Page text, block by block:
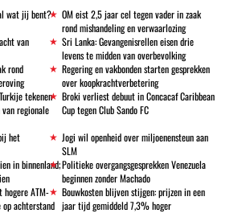
wat jij bent?
OM eist 2,5 jaar cel tegen vader in zaak
rond mishandeling en verwaarlozing
van
Sri Lanka: Gevangenisrellen eisen drie
levens te midden van overbevolking
rond
Regering en vakbonden starten gesprekken
over koopkrachtverbetering
tekenen
regionale
Broki verliest debuut in Concacaf Caribbean
Cup tegen Club Sando FC
het
Jogi wil openheid over miljoenensteun aan
SLM
in binnenland;Politieke overgangsgesprekken Venezuela
beginnen zonder Machado
hogere ATM-
achterstand
Bouwkosten blijven stijgen: prijzen in een
jaar tijd gemiddeld 7,3% hoger